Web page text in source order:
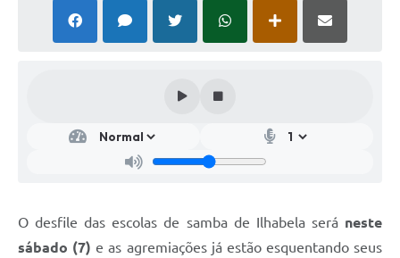
O desfile das escolas de samba de Ilhabela será neste
sábado (7)e as agremiações já estão esquentando seus